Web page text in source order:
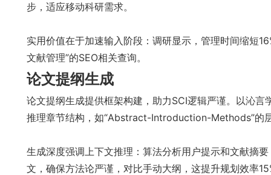
步，适应移动科研需求。
实用价值在于加速输入阶段：调研显示，管理时间缩短
文献管理”的SEO相关查询。
论文提纲生成
论文提纲生成提供框架构建，助力SCI逻辑严谨。以沁
推理章节结构，如“Abstract-Introduction-Methods”的
生成深度强调上下文推理：算法分析用户提示和文献摘
文，确保方法论严谨，对比手动大纲，这提升规划效率